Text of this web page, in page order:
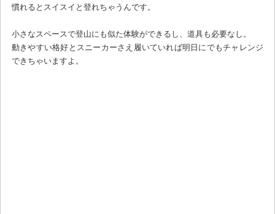
慣れるとスイスイと登れちゃうんです。
小さなスペースで登山にも似た体験ができるし、道具も必要なし。
動きやすい格好とスニーカーさえ履いていれば明日にでもチャレンジ
できちゃいますよ。